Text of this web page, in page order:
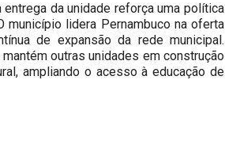
da unidade reforça uma política
município lidera Pernambuco na oferta
de expansão da rede municipal.
outras unidades em construção
ampliando o acesso à educação de